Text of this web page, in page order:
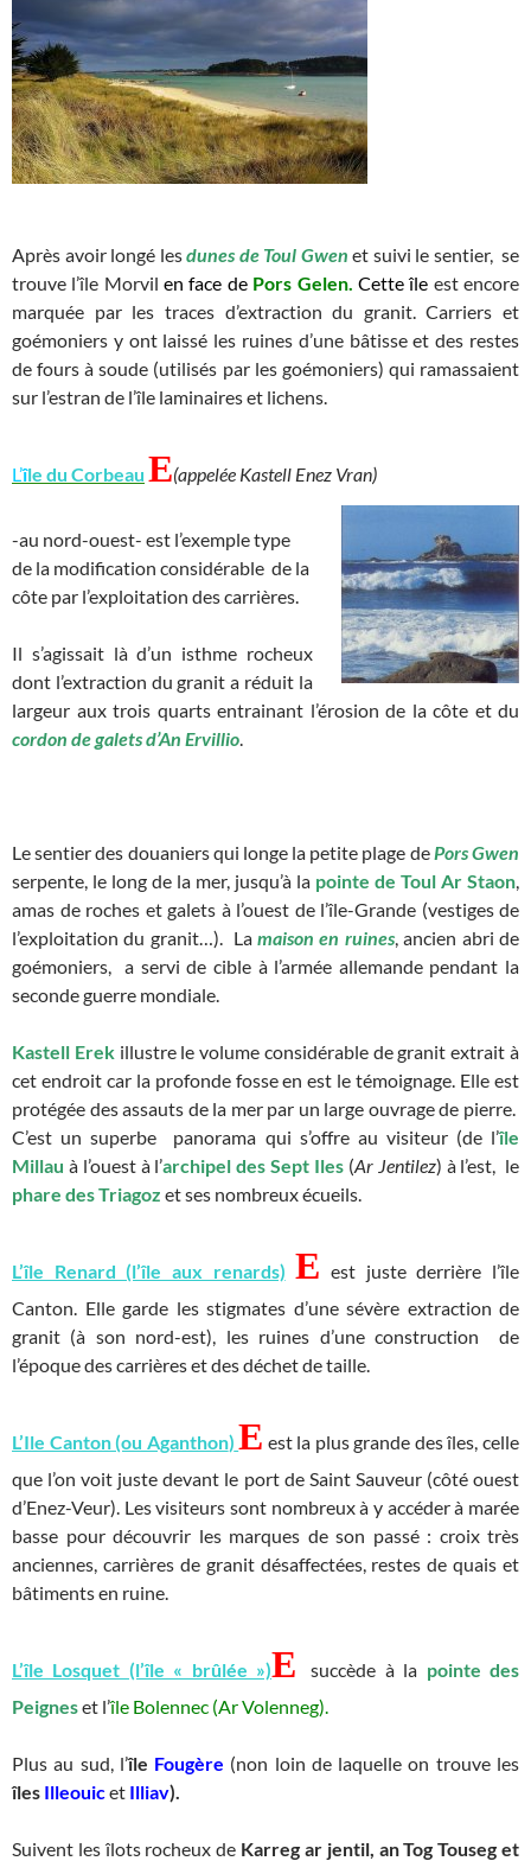
Après avoir longé lesdunes de Toul Gwen et suivi le sentier, se
trouve l’île Morvilen face de Pors Gelen. Cette île est encore
marquée par les traces d’extraction du granit. Carriers et
goémoniers y ont laissé les ruines d’une bâtisse et des restes
de fours à soude (utilisés par les goémoniers) qui ramassaient
sur l’estran de l’île laminaires et lichens.
L’île du Corbeau E(appelée Kastell Enez Vran)
-au nord-ouest- est l’exemple type
de la modification considérable de la
côte par l’exploitation des carrières.
Il s’agissait là d’un isthme rocheux
dont l’extraction du granit a réduit la
largeur aux trois quarts entrainant l’érosion de la côte et du
cordon de galets d’An Ervillio.
Le sentier des douaniers qui longe la petite plage dePors Gwen
serpente, le long de la mer, jusqu’à la pointe de Toul Ar Staon,
amas de roches et galets à l’ouest de l’île-Grande (vestiges de
l’exploitation du granit…). La maison en ruines, ancien abri de
goémoniers, a servi de cible à l’armée allemande pendant la
seconde guerre mondiale.
Kastell Erekillustre le volume considérable de granit extrait à
cet endroit car la profonde fosse en est le témoignage. Elle est
protégée des assauts de la mer par un large ouvrage de pierre.
C’est un superbe panorama qui s’offre au visiteur (de l’île
Millau à l’ouest à l’archipel des Sept Iles(Ar Jentilez) à l’est, le
phare des Triagoz et ses nombreux écueils.
L’île Renard (l’île aux renards) E est juste derrière l’île
Canton. Elle garde les stigmates d’une sévère extraction de
granit (à son nord-est), les ruines d’une construction de
l’époque des carrières et des déchet de taille.
L’Ile Canton (ou Aganthon) E est la plus grande des îles, celle
que l’on voit juste devant le port de Saint Sauveur (côté ouest
d’Enez-Veur). Les visiteurs sont nombreux à y accéder à marée
basse pour découvrir les marques de son passé : croix très
anciennes, carrières de granit désaffectées, restes de quais et
bâtiments en ruine.
L’île Losquet (l’île « brûlée »)Esuccède à la pointe des
Peigneset l’île Bolennec (Ar Volenneg).
Plus au sud, l’île Fougère (non loin de laquelle on trouve les
îles Illeouicet Illiav).
Suivent les îlots rocheux de Karreg ar jentil, an Tog Touseg et